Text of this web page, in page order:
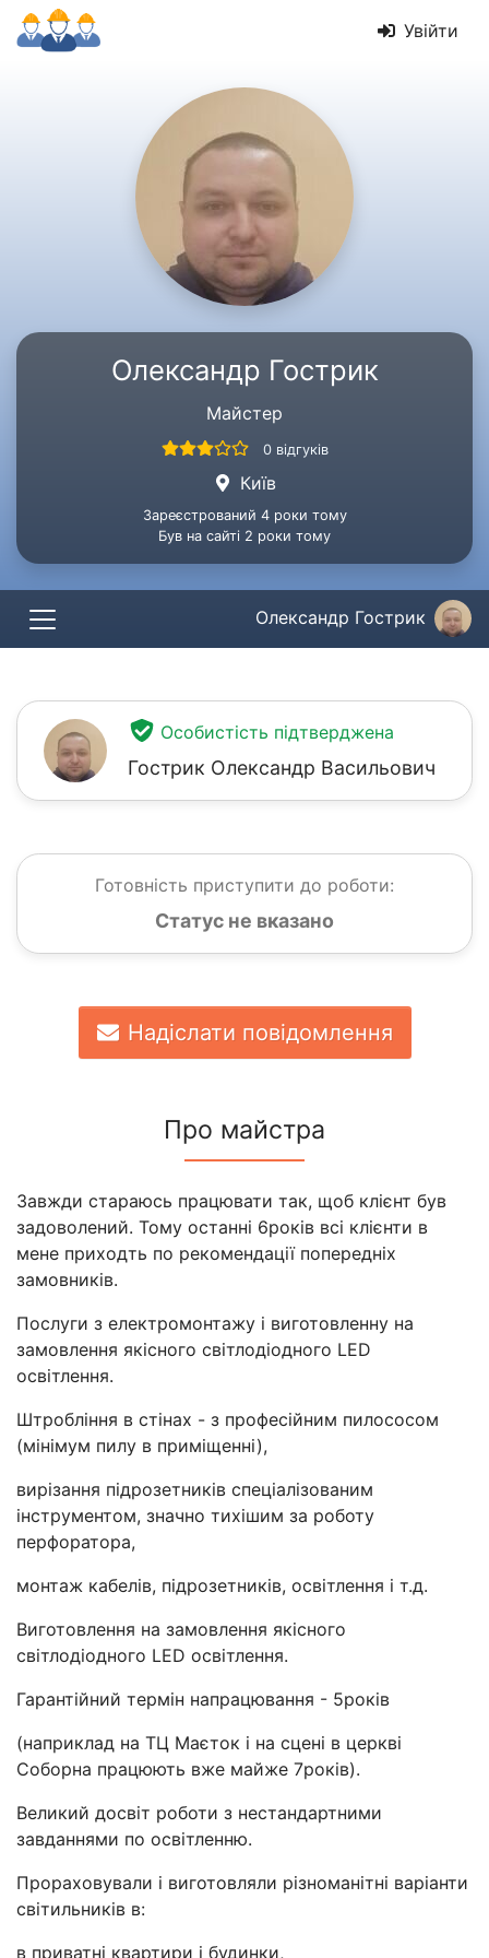
Увійти
Олександр Гострик
Майстер
0 відгуків
Київ
Зареєстрований 4 роки тому
Був на сайті 2 роки тому
Олександр Гострик
Особистість підтверджена
Гострик Олександр Васильович
Готовність приступити до роботи:
Статус не вказано
Надіслати повідомлення
Про майстра
Завжди стараюсь працювати так, щоб клієнт був
задоволений. Тому останні 6років всі клієнти в
мене приходть по рекомендації попередніх
замовників.
Послуги з електромонтажу і виготовленну на
замовлення якісного світлодіодного LED
освітлення.
Штробління в стінах - з професійним пилососом
(мінімум пилу в приміщенні),
вирізання підрозетників спеціалізованим
інструментом, значно тихішим за роботу
перфоратора,
монтаж кабелів, підрозетників, освітлення і т.д.
Виготовлення на замовлення якісного
світлодіодного LED освітлення.
Гарантійний термін напрацювання - 5років
(наприклад на ТЦ Маєток і на сцені в церкві
Соборна працюють вже майже 7років).
Великий досвіт роботи з нестандартними
завданнями по освітленню.
Прораховували і виготовляли різноманітні варіанти
світильників в:
в приватні квартири і будинки,